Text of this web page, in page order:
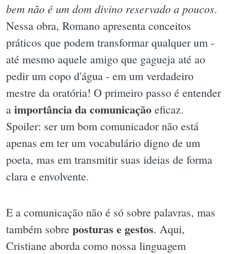
bem não é um dom divino reservado a poucos.
Nessa obra, Romano apresenta conceitos
práticos que podem transformar qualquer um -
até mesmo aquele amigo que gagueja até ao
pedir um copo d'água - em um verdadeiro
mestre da oratória! O primeiro passo é entender
a importância da comunicação eficaz.
Spoiler: ser um bom comunicador não está
apenas em ter um vocabulário digno de um
poeta, mas em transmitir suas ideias de forma
clara e envolvente.
E a comunicação não é só sobre palavras, mas
também sobre posturas e gestos. Aqui,
Cristiane aborda como nossa linguagem